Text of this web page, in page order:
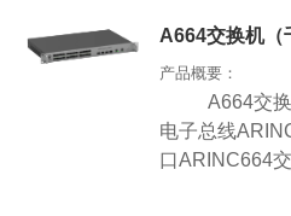
等实验室环境
A664交换机（
产品概要：
A664交
电子总线
口ARINC664